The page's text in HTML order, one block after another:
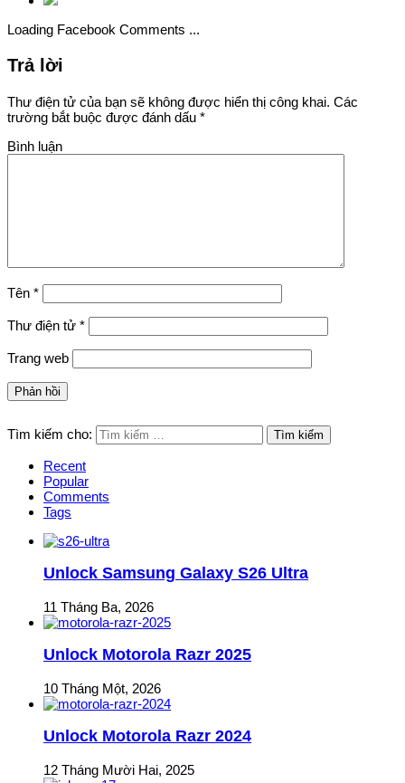
Loading Facebook Comments ...
Trả lời
Thư điện tử của bạn sẽ không được hiển thị công khai. Các
trường bắt buộc được đánh dấu *
Bình luận
Tên *
Thư điện tử *
Trang web
Tìm kiếm cho:
Recent
Popular
Comments
Tags
Unlock Samsung Galaxy S26 Ultra
11 Tháng Ba, 2026
Unlock Motorola Razr 2025
10 Tháng Một, 2026
Unlock Motorola Razr 2024
12 Tháng Mười Hai, 2025